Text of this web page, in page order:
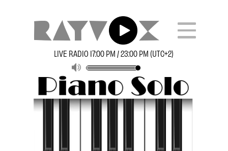
LIVE RADIO 17:00 PM / 23:00 PM (UTC+2)